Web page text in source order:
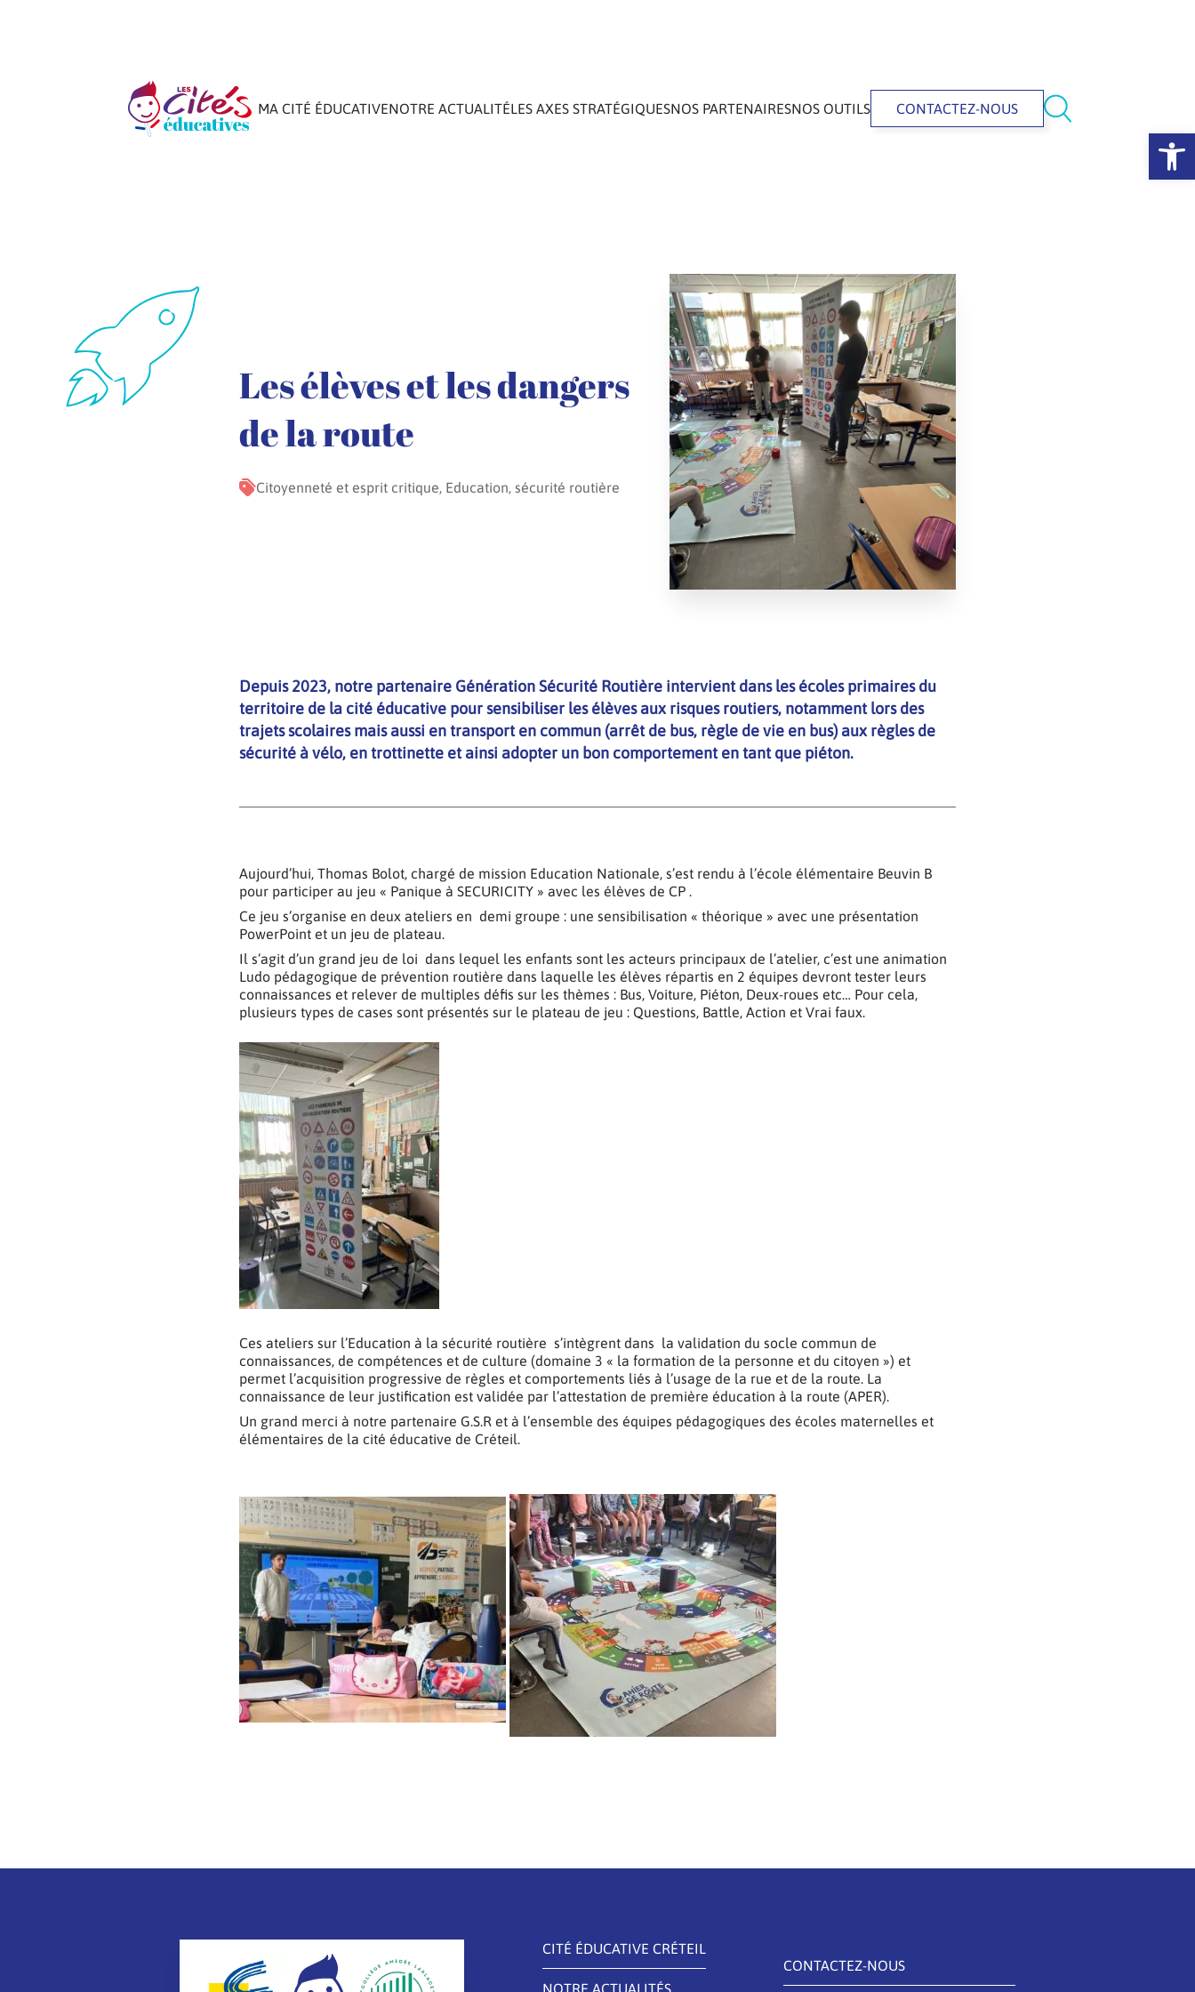
Ouvrir
MA CITÉ ÉDUCATIVENOTRE ACTUALITÉLES AXES STRATÉGIQUESNOS PARTENAIRESNOS OUTILS CONTACTEZ-NOUS
Les élèves et les dangers
de la route
Citoyenneté et esprit critique, Education, sécurité routière
Depuis 2023, notre partenaire Génération Sécurité Routière intervient dans les écoles primaires du
territoire de la cité éducative pour sensibiliser les élèves aux risques routiers, notamment lors des
trajets scolaires mais aussi en transport en commun (arrêt de bus, règle de vie en bus) aux règles de
sécurité à vélo, en trottinette et ainsi adopter un bon comportement en tant que piéton.
Aujourd’hui, Thomas Bolot, chargé de mission Education Nationale, s’est rendu à l’école élémentaire Beuvin B
pour participer au jeu « Panique à SECURICITY » avec les élèves de CP .
Ce jeu s’organise en deux ateliers en demi groupe : une sensibilisation « théorique » avec une présentation
PowerPoint et un jeu de plateau.
Il s’agit d’un grand jeu de loi dans lequel les enfants sont les acteurs principaux de l’atelier, c’est une animation
Ludo pédagogique de prévention routière dans laquelle les élèves répartis en 2 équipes devront tester leurs
connaissances et relever de multiples défis sur les thèmes : Bus, Voiture, Piéton, Deux-roues etc… Pour cela,
plusieurs types de cases sont présentés sur le plateau de jeu : Questions, Battle, Action et Vrai faux.
Ces ateliers sur l’Education à la sécurité routière s’intègrent dans la validation du socle commun de
connaissances, de compétences et de culture (domaine 3 « la formation de la personne et du citoyen ») et
permet l’acquisition progressive de règles et comportements liés à l’usage de la rue et de la route. La
connaissance de leur justification est validée par l’attestation de première éducation à la route (APER).
Un grand merci à notre partenaire G.S.R et à l’ensemble des équipes pédagogiques des écoles maternelles et
élémentaires de la cité éducative de Créteil.
CITÉ ÉDUCATIVE CRÉTEIL
CONTACTEZ-NOUS